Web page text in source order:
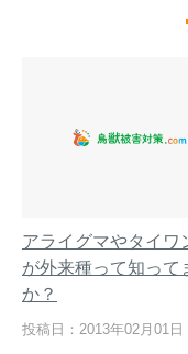
アライグマやタイワ
が外来種って知って
か？
投稿日：2013年02月01日